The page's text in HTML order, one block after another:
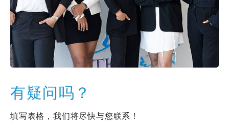
有疑问吗？
填写表格，我们将尽快与您联系！